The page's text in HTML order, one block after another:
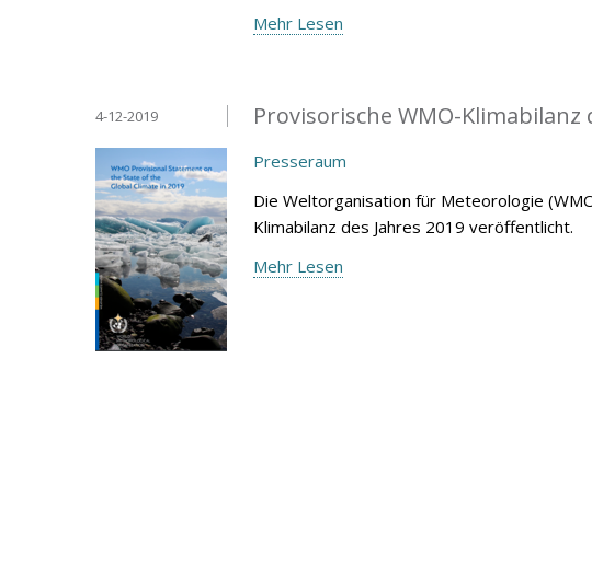
Mehr Lesen
Provisorische WMO-Klimabilanz
4-12-2019
Presseraum
Die Weltorganisation für Meteorologie
Klimabilanz des Jahres 2019 veröffentlicht.
Mehr Lesen